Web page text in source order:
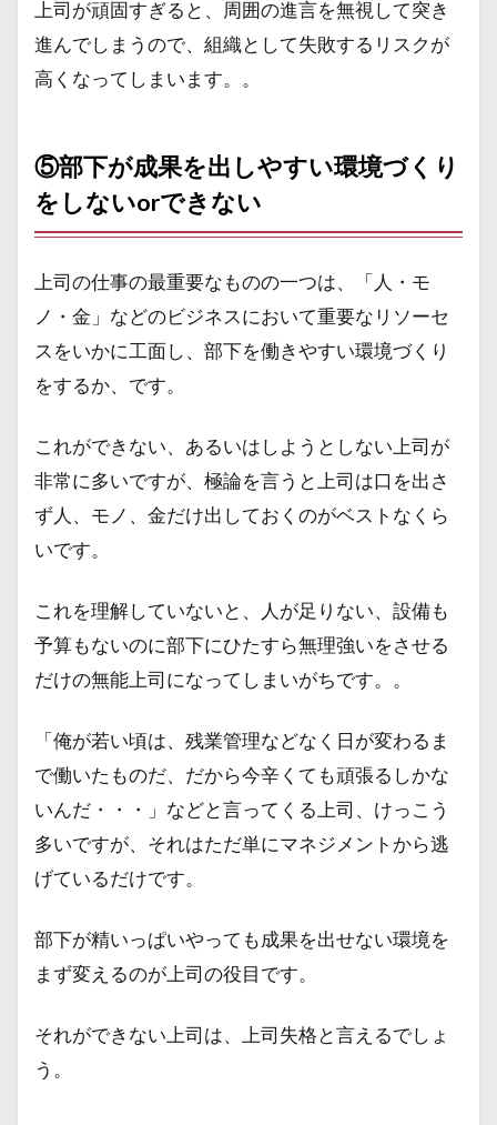
上司が頑固すぎると、周囲の進言を無視して突き
進んでしまうので、組織として失敗するリスクが
高くなってしまいます。。
⑤部下が成果を出しやすい環境づくり
をしないorできない
上司の仕事の最重要なものの一つは、「人・モ
ノ・金」などのビジネスにおいて重要なリソーセ
スをいかに工面し、部下を働きやすい環境づくり
をするか、です。
これができない、あるいはしようとしない上司が
非常に多いですが、極論を言うと上司は口を出さ
ず人、モノ、金だけ出しておくのがベストなくら
いです。
これを理解していないと、人が足りない、設備も
予算もないのに部下にひたすら無理強いをさせる
だけの無能上司になってしまいがちです。。
「俺が若い頃は、残業管理などなく日が変わるま
で働いたものだ、だから今辛くても頑張るしかな
いんだ・・・」などと言ってくる上司、けっこう
多いですが、それはただ単にマネジメントから逃
げているだけです。
部下が精いっぱいやっても成果を出せない環境を
まず変えるのが上司の役目です。
それができない上司は、上司失格と言えるでしょ
う。